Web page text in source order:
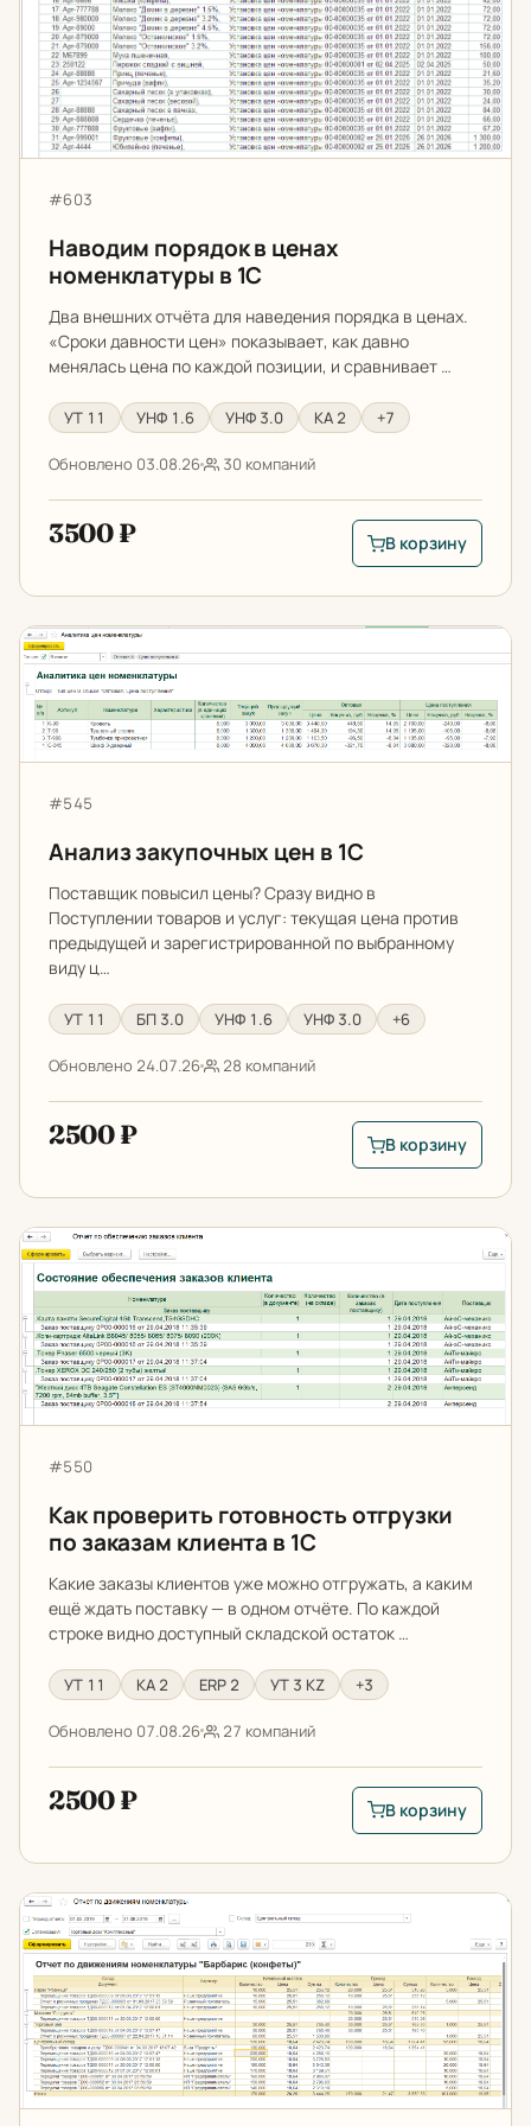
Артикул:
#603
Наводим порядок в ценах
номенклатуры в 1С
Два внешних отчёта для наведения порядка в ценах.
«Сроки давности цен» показывает, как давно
менялась цена по каждой позиции, и сравнивает …
УТ 11 УНФ 1.6 УНФ 3.0 КА 2 +7
Обновлено 03.08.26 30 компаний
3500 ₽
В корзину:
В корзину
Анализ закупочных цен в 1С
Артикул:
#545
Анализ закупочных цен в 1С
Поставщик повысил цены? Сразу видно в
Поступлении товаров и услуг: текущая цена против
предыдущей и зарегистрированной по выбранному
виду ц…
УТ 11 БП 3.0 УНФ 1.6 УНФ 3.0 +6
Обновлено 24.07.26 28 компаний
2500 ₽
В корзину: Анализ
В корзину
Как проверить готовность отгрузки по заказам
Артикул:
#550
Как проверить готовность отгрузки
по заказам клиента в 1С
Какие заказы клиентов уже можно отгружать, а каким
ещё ждать поставку — в одном отчёте. По каждой
строке видно доступный складской остаток …
УТ 11 КА 2 ERP 2 УТ 3 KZ +3
Обновлено 07.08.26 27 компаний
2500 ₽
В корзину: Как
В корзину
Расширенный отчет о движении номенклатуры из